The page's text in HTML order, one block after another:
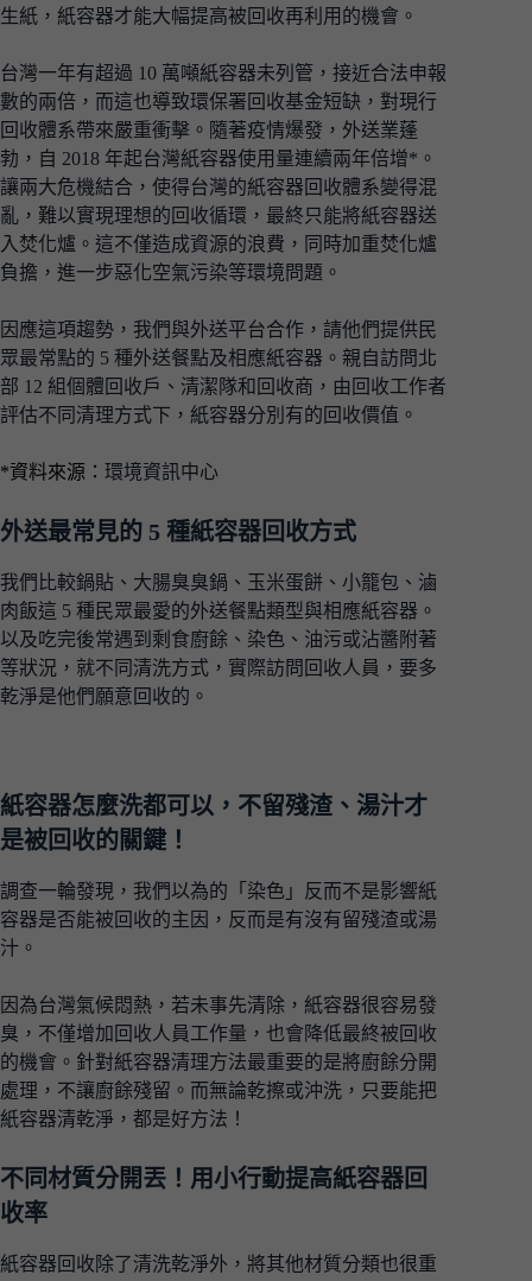
生紙，紙容器才能大幅提高被回收再利用的機會。
台灣一年有超過 10 萬噸紙容器未列管，接近合法申報
數的兩倍，而這也導致環保署回收基金短缺，對現行
回收體系帶來嚴重衝擊。隨著疫情爆發，外送業蓬
勃，自 2018 年起台灣紙容器使用量連續兩年倍增*。
讓兩大危機結合，使得台灣的紙容器回收體系變得混
亂，難以實現理想的回收循環，最終只能將紙容器送
入焚化爐。這不僅造成資源的浪費，同時加重焚化爐
負擔，進一步惡化空氣污染等環境問題。
因應這項趨勢，我們與外送平台合作，請他們提供民
眾最常點的 5 種外送餐點及相應紙容器。親自訪問北
部 12 組個體回收戶、清潔隊和回收商，由回收工作者
評估不同清理方式下，紙容器分別有的回收價值。
*資料來源： 環境資訊中心
外送最常見的 5 種紙容器回收方式
我們比較鍋貼、大腸臭臭鍋、玉米蛋餅、小籠包、滷
肉飯這 5 種民眾最愛的外送餐點類型與相應紙容器。
以及吃完後常遇到剩食廚餘、染色、油污或沾醬附著
等狀況，就不同清洗方式，實際訪問回收人員，要多
乾淨是他們願意回收的。
紙容器怎麼洗都可以，不留殘渣、湯汁才
是被回收的關鍵！
調查一輪發現，我們以為的「染色」反而不是影響紙
容器是否能被回收的主因，反而是有沒有留殘渣或湯
汁。
因為台灣氣候悶熱，若未事先清除，紙容器很容易發
臭，不僅增加回收人員工作量，也會降低最終被回收
的機會。針對紙容器清理方法最重要的是將廚餘分開
處理，不讓廚餘殘留。而無論乾擦或沖洗，只要能把
紙容器清乾淨，都是好方法！
不同材質分開丟！用小行動提高紙容器回
收率
紙容器回收除了清洗乾淨外，將其他材質分類也很重